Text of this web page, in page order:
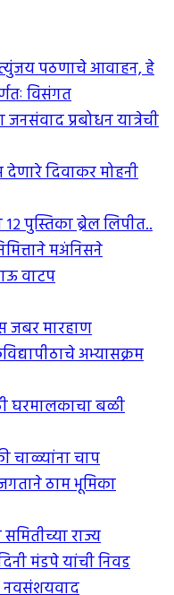
पठणाचे आवाहन, हे
विसंगत
प्रबोधन यात्रेची
देणारे दिवाकर मोहनी
१२ पुस्तिका ब्रेल लिपीत..
मअंनिसने
वाटप
जबर मारहाण
अभ्यासक्रम
घरमालकाचा बळी
चाळ्यांना चाप
ठाम भूमिका
समितीच्या राज्य
मंडपे यांची निवड
नवसंशयवाद